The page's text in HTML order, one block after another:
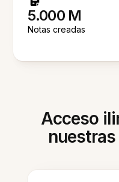
5.000 M
Notas creadas
Acceso